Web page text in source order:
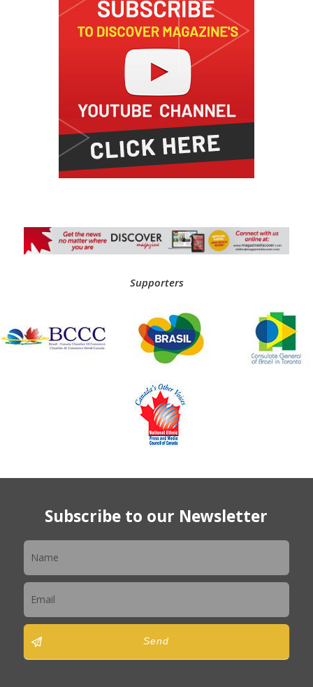
Supporters
Subscribe to our Newsletter
Send